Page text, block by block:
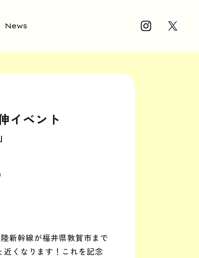
News
イベント
新幹線が福井県敦賀市まで
くなります！これを記念